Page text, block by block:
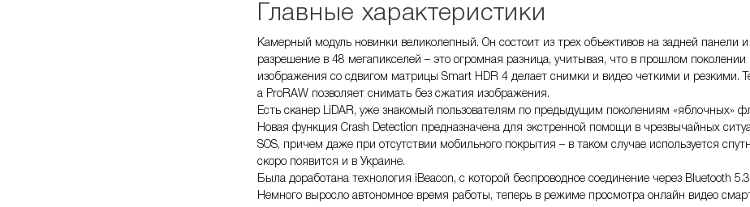
Главные характеристики
Камерный модуль новинки великолепный. Он состоит из трех объективов на задней
разрешение в 48 мегапикселей – это огромная разница, учитывая, что в прошлом
изображения со сдвигом матрицы Smart HDR 4 делает снимки и видео четкими и резкими.
а ProRAW позволяет снимать без сжатия изображения.
Есть сканер LiDAR, уже знакомый пользователям по предыдущим поколениям «яблочных»
Новая функция Crash Detection предназначена для экстренной помощи в чрезвычайных
SOS, причем даже при отсутствии мобильного покрытия – в таком случае используется
скоро появится и в Украине.
Была доработана технология iBeacon, с которой беспроводное соединение через Bluetooth
Немного выросло автономное время работы, теперь в режиме просмотра онлайн видео